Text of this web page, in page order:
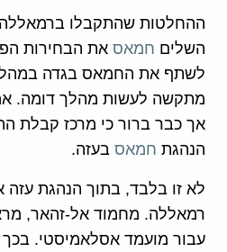
ההחלטות שהתקבלו ברמאללה
השלים חמאס את הבחירות
לשתף את החמאס בגדה
מתקשה לעשות מהלך דומה.
אך כבר ברור כי מרכז קבלת
הנהגת חמאס בעזה.
לא זו בלבד, בתוך הנהגת עזה
רמאללה. מחמוד אל-זהאר,
עבור מועמד אסלאמיסטי.